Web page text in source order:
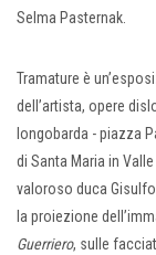
Selma Pasternak.
Tramature è
dell’artista, opere
longobarda - piazza
di Santa Maria in
valoroso duca
la proiezione
Guerriero, sulle